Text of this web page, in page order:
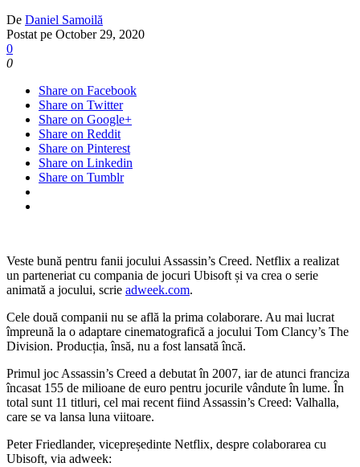
De Daniel Samoilă
Postat pe October 29, 2020
0
0
Share on Facebook
Share on Twitter
Share on Google+
Share on Reddit
Share on Pinterest
Share on Linkedin
Share on Tumblr
Veste bună pentru fanii jocului Assassin’s Creed. Netflix a realizat
un parteneriat cu compania de jocuri Ubisoft și va crea o serie
animată a jocului, scrie adweek.com.
Cele două companii nu se află la prima colaborare. Au mai lucrat
împreună la o adaptare cinematografică a jocului Tom Clancy’s The
Division. Producția, însă, nu a fost lansată încă.
Primul joc Assassin’s Creed a debutat în 2007, iar de atunci franciza
încasat 155 de milioane de euro pentru jocurile vândute în lume. În
total sunt 11 titluri, cel mai recent fiind Assassin’s Creed: Valhalla,
care se va lansa luna viitoare.
Peter Friedlander, vicepreședinte Netflix, despre colaborarea cu
Ubisoft, via adweek: